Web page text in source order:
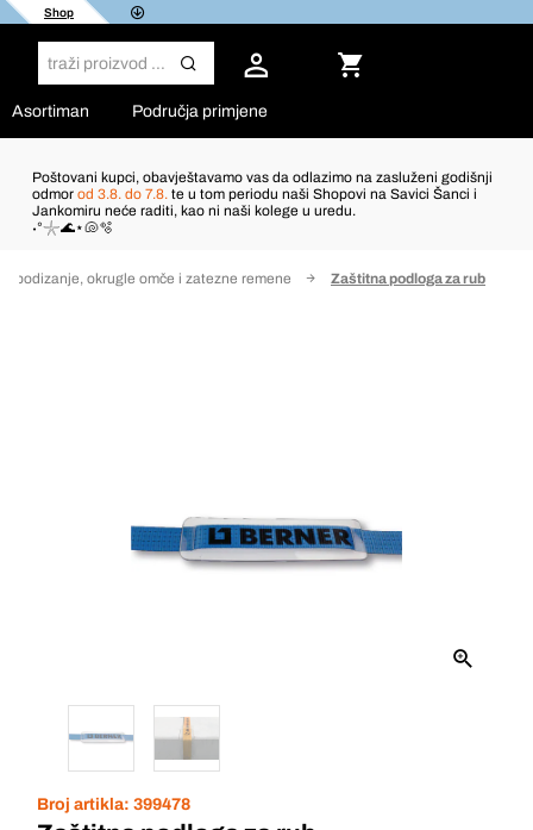
Shop
Asortiman Područja primjene
Poštovani kupci, obavještavamo vas da odlazimo na zasluženi godišnji
odmor od 3.8. do 7.8. te u tom periodu naši Shopovi na Savici Šanci i
Jankomiru neće raditi, kao ni naši kolege u uredu.
˖°𓇼🌊⋆🐚🫧
podizanje, okrugle omče i zatezne remene Zaštitna podloga za rub
Broj artikla: 399478